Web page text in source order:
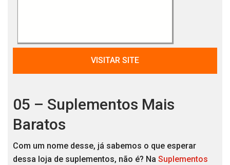
VISITAR SITE
05 – Suplementos Mais
Baratos
Com um nome desse, já sabemos o que esperar
dessa loja de suplementos, não é? Na Suplementos